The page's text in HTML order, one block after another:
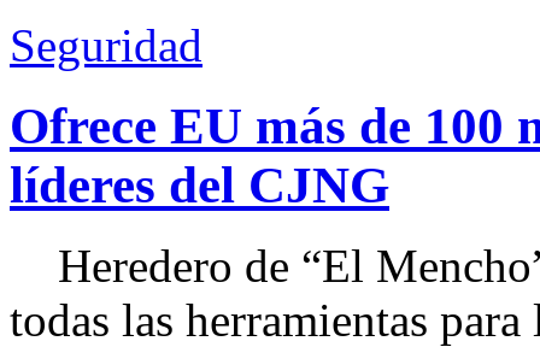
Seguridad
Ofrece EU más de 100
líderes del CJNG
Heredero de “El
todas las herramientas